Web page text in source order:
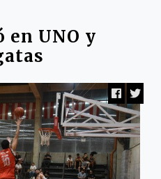
en UNO y